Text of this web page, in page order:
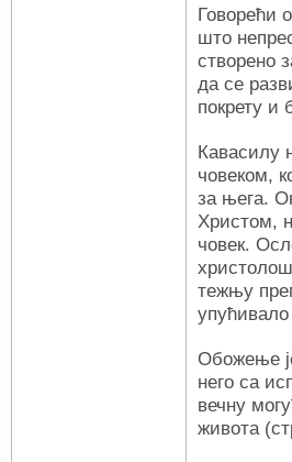
Говорећи
што
створено
да се
покрету и
Кавасилу
човеком,
за њега.
Христом,
човек.
тежњу
Обожење
него са
вечну
живота